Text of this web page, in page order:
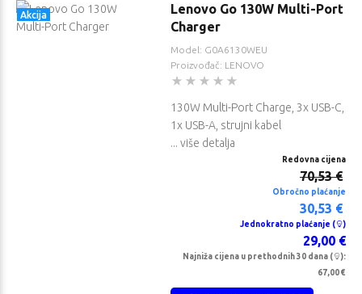
Akcija
Lenovo Go 130W Multi-Port
Charger
Model: G0A6130WEU
Proizvođač: LENOVO
130W Multi-Port Charge, 3x USB-C,
1x USB-A, strujni kabel
... više detalja
Redovna cijena
70,53 €
Obročno plaćanje
30,53 €
Jednokratno plaćanje ( )
29,00 €
Najniža cijena u prethodnih 30 dana (
):
67,00 €